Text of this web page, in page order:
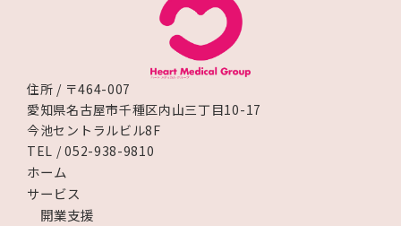
住所 / 〒464-007
愛知県名古屋市千種区内山三丁目10-17
今池セントラルビル8F
TEL / 052-938-9810
ホーム
サービス
開業支援